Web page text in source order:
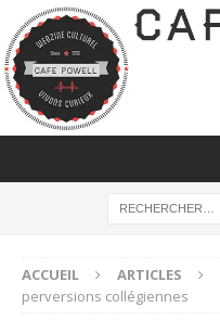
ACCUEIL ARTICLES
perversions collégiennes